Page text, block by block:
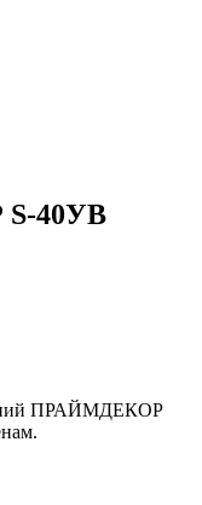
40УВ
ПРАЙМДЕКОР